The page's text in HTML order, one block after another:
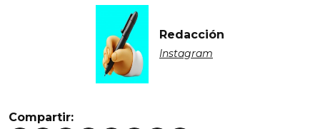
Redacción
Instagram
Compartir: